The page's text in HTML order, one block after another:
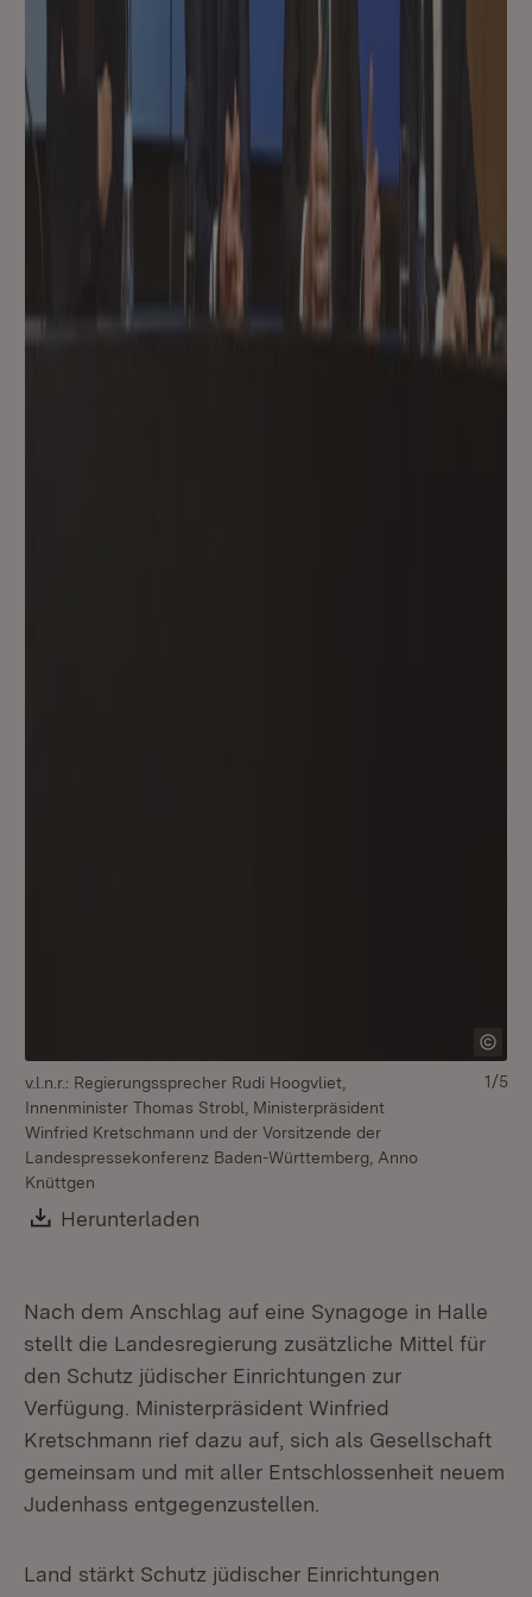
v.l.n.r.: Regierungssprecher Rudi Hoogvliet,
Innenminister Thomas Strobl, Ministerpräsident
Winfried Kretschmann und der Vorsitzende der
Landespressekonferenz Baden-Württemberg, Anno
Knüttgen
Download:
Herunterladen
1/5
Nach dem Anschlag auf eine Synagoge in Halle
stellt die Landesregierung zusätzliche Mittel für
den Schutz jüdischer Einrichtungen zur
Verfügung. Ministerpräsident Winfried
Kretschmann rief dazu auf, sich als Gesellschaft
gemeinsam und mit aller Entschlossenheit neuem
Judenhass entgegenzustellen.
Land stärkt Schutz jüdischer Einrichtungen